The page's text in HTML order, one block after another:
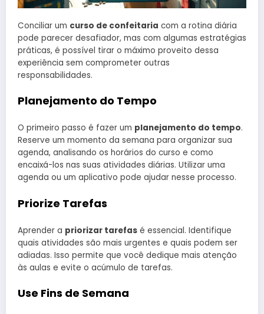
Conciliar um curso de confeitaria com a rotina diária
pode parecer desafiador, mas com algumas estratégias
práticas, é possível tirar o máximo proveito dessa
experiência sem comprometer outras
responsabilidades.
Planejamento do Tempo
O primeiro passo é fazer um planejamento do tempo.
Reserve um momento da semana para organizar sua
agenda, analisando os horários do curso e como
encaixá-los nas suas atividades diárias. Utilizar uma
agenda ou um aplicativo pode ajudar nesse processo.
Priorize Tarefas
Aprender a priorizar tarefas é essencial. Identifique
quais atividades são mais urgentes e quais podem ser
adiadas. Isso permite que você dedique mais atenção
às aulas e evite o acúmulo de tarefas.
Use Fins de Semana